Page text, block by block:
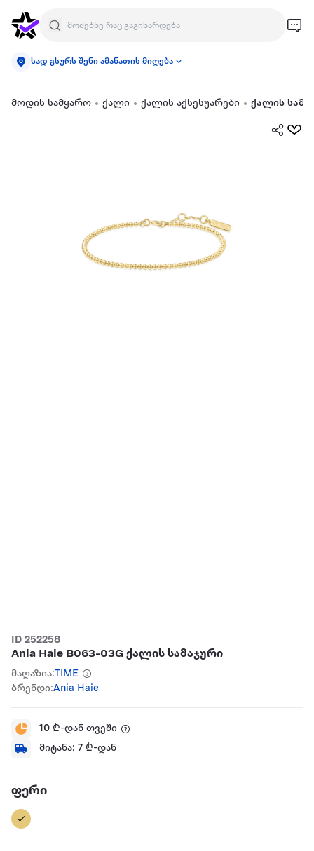
სად გსურს შენი ამანათის მიღება
მოდის სამყარო ქალი ქალის აქსესუარები ქალის
ID 252258
Ania Haie B063-03G ქალის სამაჯური
მაღაზია:TIME
ბრენდი:Ania Haie
10 ₾-დან თვეში
მიტანა: 7 ₾-დან
ფერი